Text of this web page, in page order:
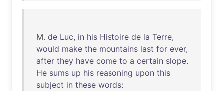
M. de Luc, in his Histoire de la Terre,
would make the mountains last for ever,
after they have come to a certain slope.
He sums up his reasoning upon this
subject in these words: